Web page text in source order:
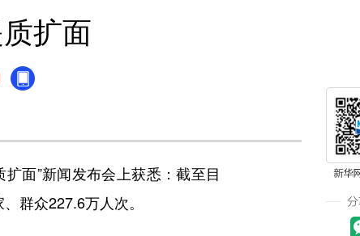
扩面
面”新闻发布会上获悉：截至目
群众227.6万人次。